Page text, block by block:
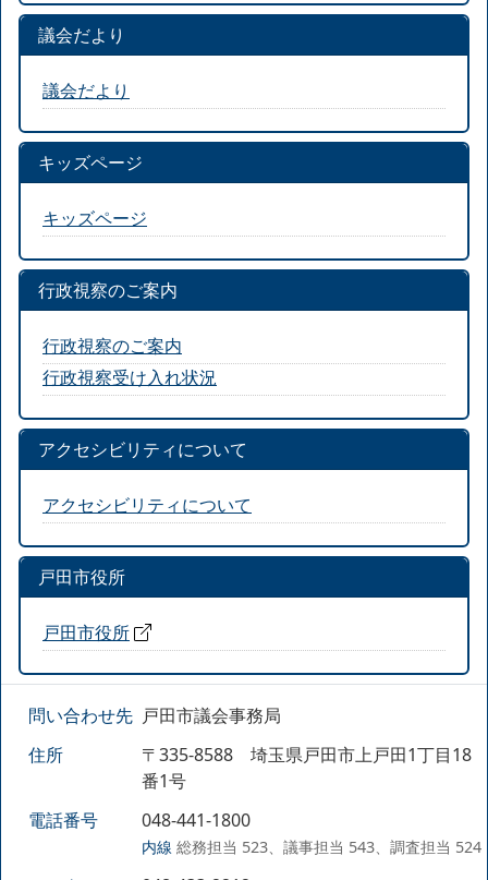
議会だより
議会だより
キッズページ
キッズページ
行政視察のご案内
行政視察のご案内
行政視察受け入れ状況
アクセシビリティについて
アクセシビリティについて
戸田市役所
戸田市役所
問い合わせ先 戸田市議会事務局
住所
〒335-8588 埼玉県戸田市上戸田1丁目18
番1号
電話番号
048-441-1800
内線 総務担当 523、議事担当 543、調査担当 524